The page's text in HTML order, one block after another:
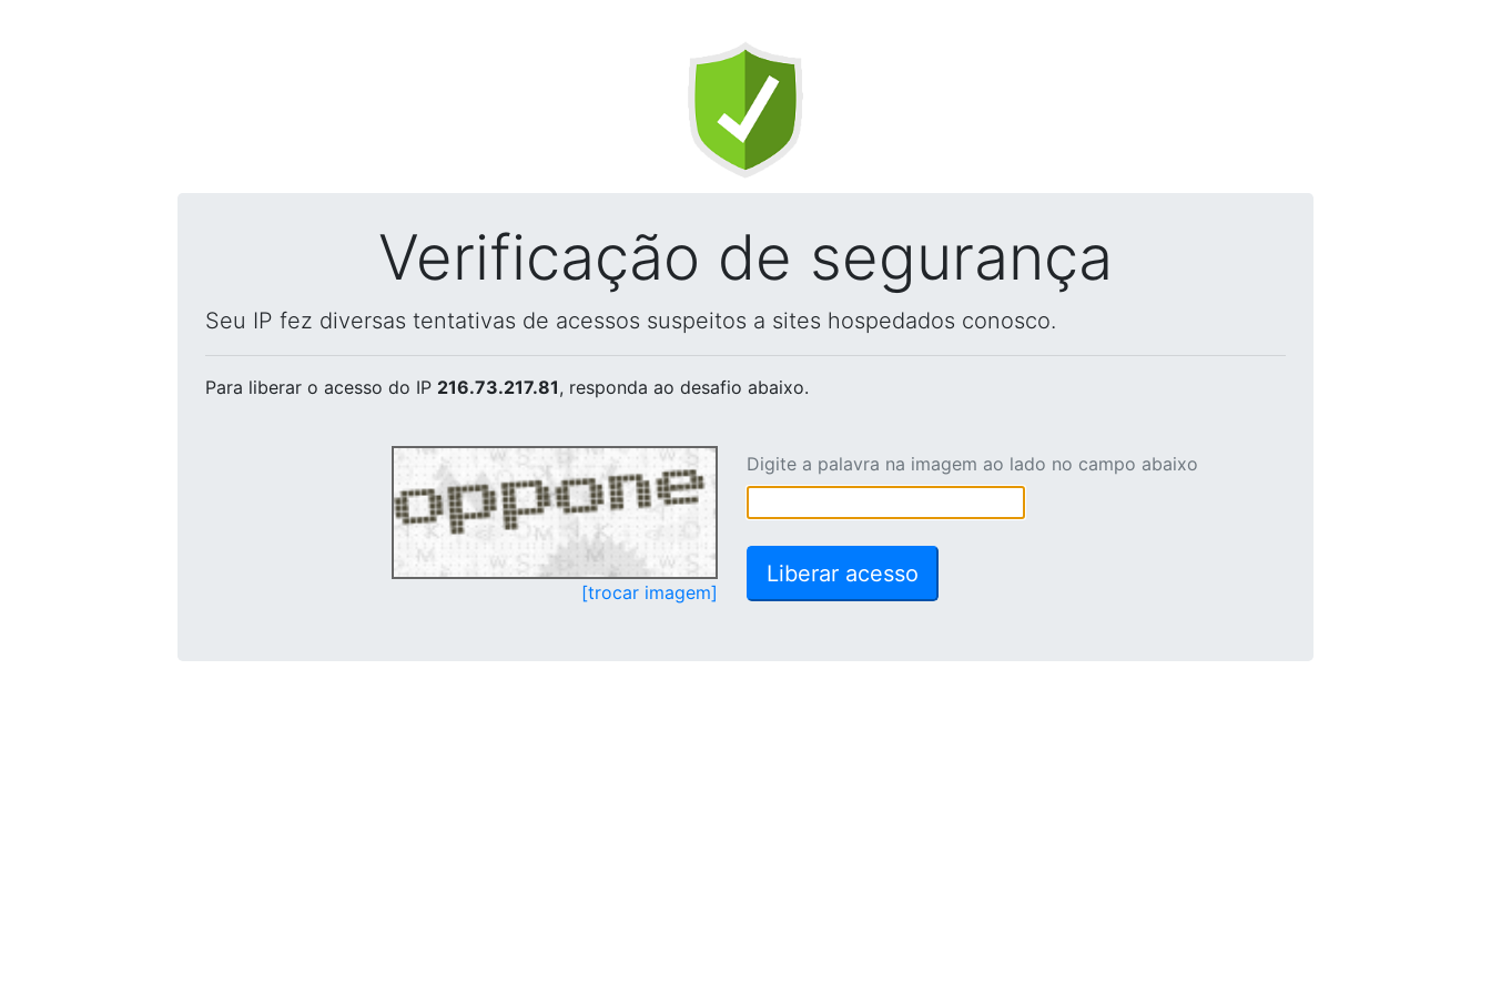
Verificação de segurança
Seu IP fez diversas tentativas de acessos suspeitos a sites hospedados conosco.
Para liberar o acesso do IP 216.73.217.81, responda ao desafio abaixo.
[trocar imagem]
Digite a palavra na imagem ao lado no campo abaixo